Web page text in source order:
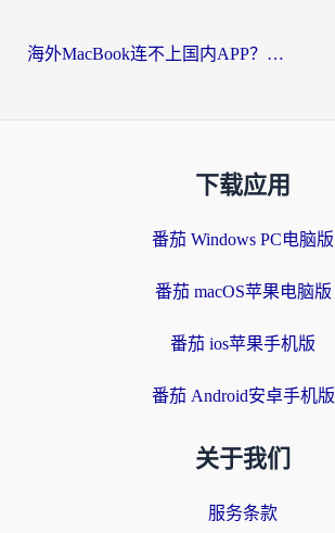
海外MacBook连不上国内APP？选对回国VPN，告别地区限制的烦恼
下载应用
番茄 Windows PC电脑版
番茄 macOS苹果电脑版
番茄 ios苹果手机版
番茄 Android安卓手机版
关于我们
服务条款